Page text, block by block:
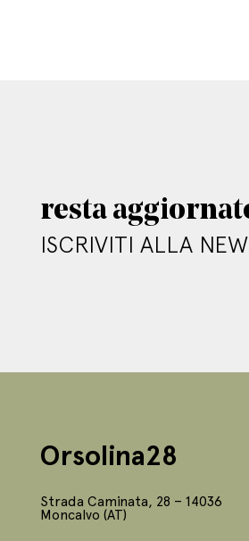
resta
ISCRIVITI ALLA
Orsolina28
Strada Caminata, 28 – 14036
Moncalvo (AT)